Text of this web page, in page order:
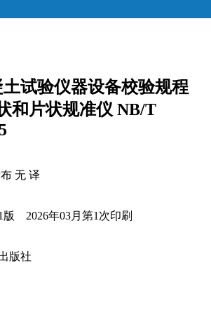
试验仪器设备校验规程
和片状规准仪 NB/T
无 译
版 2026年03月第1次印刷
版社